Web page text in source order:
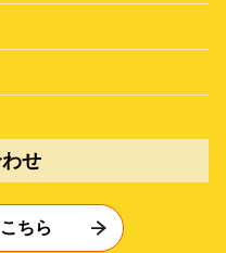
せ
ちら